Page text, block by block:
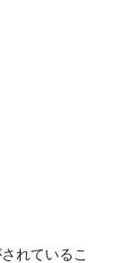
れているこ